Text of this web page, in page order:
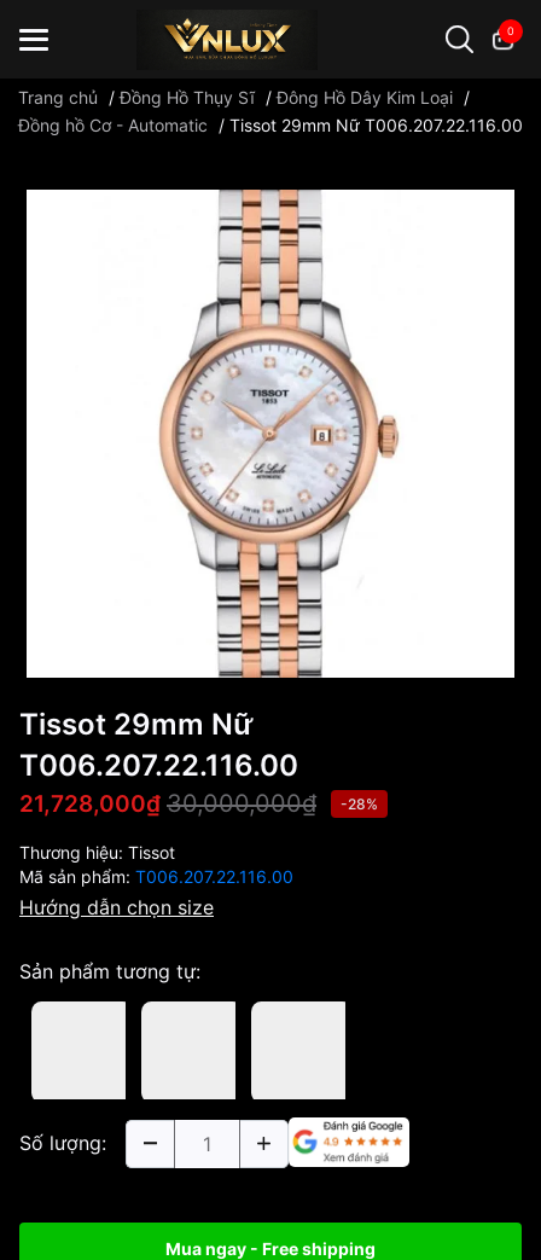
0
Trang chủ /Đồng Hồ Thụy Sĩ /Đông Hồ Dây Kim Loại /
Đồng hồ Cơ - Automatic
/ Tissot 29mm Nữ T006.207.22.116.00
Tissot 29mm Nữ
T006.207.22.116.00
21,728,000₫ 30,000,000₫ -28%
Thương hiệu: Tissot
Mã sản phẩm: T006.207.22.116.00
Hướng dẫn chọn size
Sản phẩm tương tự:
Số lượng:
Mua ngay - Free shipping